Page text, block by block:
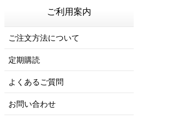
ご利用案内
ご注文方法について
定期購読
よくあるご質問
お問い合わせ